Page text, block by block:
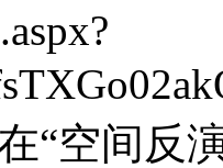
“空间反